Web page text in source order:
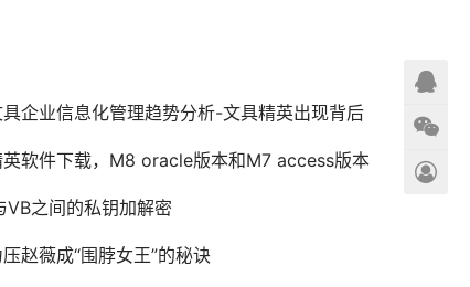
企业信息化管理趋势分析-文具精英出现背后
软件下载，M8 oracle版本和M7 access版本
VB之间的私钥加解密
赵薇成“围脖女王”的秘诀